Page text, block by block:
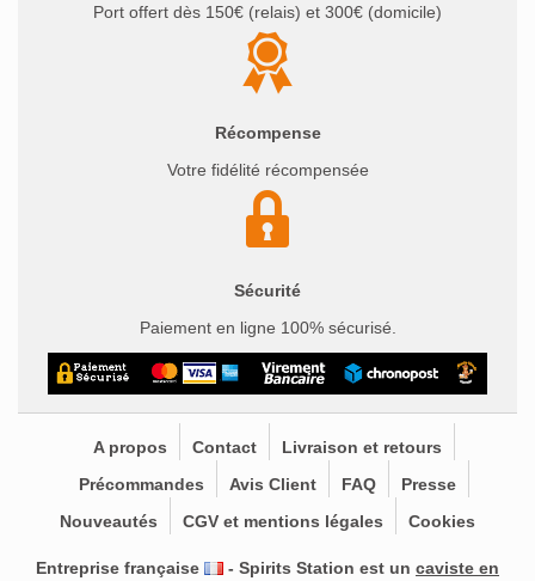
Port offert dès 150€ (relais) et 300€ (domicile)
Récompense
Votre fidélité récompensée
Sécurité
Paiement en ligne 100% sécurisé.
A propos Contact
Livraison et retours
Précommandes
Avis Client FAQ
Presse
Nouveautés
CGV et mentions légales Cookies
Entreprise française - Spirits Station est un caviste en